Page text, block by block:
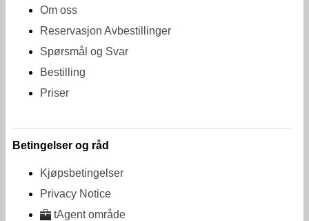
Om oss
Reservasjon Avbestillinger
Spørsmål og Svar
Bestilling
Priser
Betingelser og råd
Kjøpsbetingelser
Privacy Notice
tAgent område